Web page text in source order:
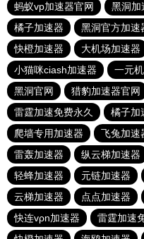
蚂蚁vp加速器官网
黑洞加
橘子加速器
黑洞官方加速
快橙加速器
大机场加速器
小猫咪ciash加速器
一元
黑洞官网
猎豹加速器官网
雷霆加速免费永久
橘子加
爬墙专用加速器
飞兔加速
雷轰加速器
纵云梯加速器
轻蜂加速器
元链加速器
云梯加速器
点点加速器
快连vρn加速器
雷霆加速